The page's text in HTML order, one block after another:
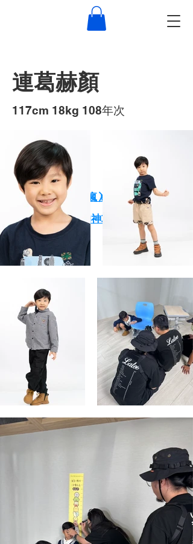
連葛赫顏
117cm 18kg 108年次
作品
XPARK小朋友玩瘋🤸 大朋友放鬆🕺
一天玩爆Xpark的神攻略！